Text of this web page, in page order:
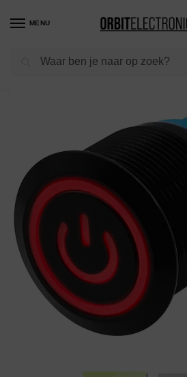
MENU
Shop / Installatie Schakelmateriaal